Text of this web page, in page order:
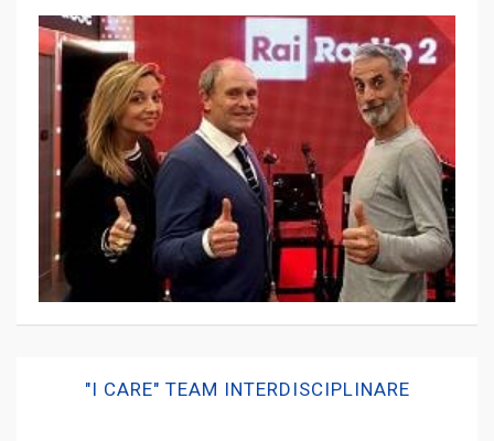
"I CARE" TEAM INTERDISCIPLINARE